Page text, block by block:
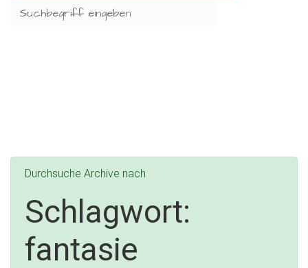
Durchsuche Archive nach
Schlagwort:
fantasie